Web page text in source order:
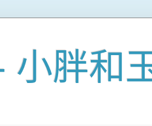
小胖和